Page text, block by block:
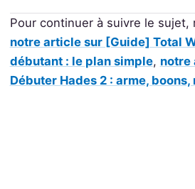
Pour continuer à suivre le sujet,
notre article sur [Guide] Total
débutant : le plan simple, notre
Débuter Hades 2 : arme,